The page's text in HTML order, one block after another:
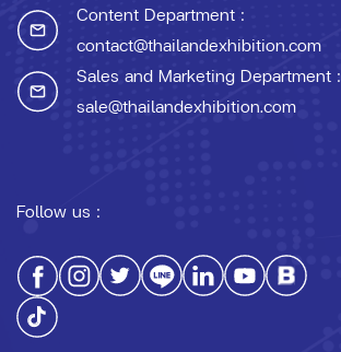
Content Department :
contact@thailandexhibition.com
Sales and Marketing Department :
sale@thailandexhibition.com
Follow us :